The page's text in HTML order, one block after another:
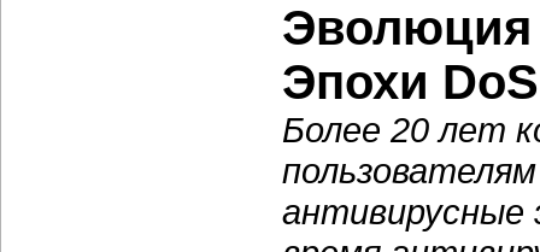
Эволюция
Эпохи
Более 20 лет